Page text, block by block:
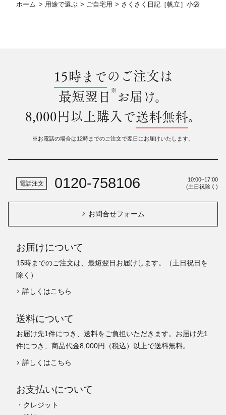
ホーム > 用途で選ぶ > ご自宅用 > さくさく日記［帆立］小袋
15時までのご注文は
最短翌日 ※ お届け。
8,000円以上購入で送料無料。
※お電話の場合は12時までのご注文で翌日にお届けいたします。
電話注文 0120-758106
10:00~17:00
(土日祝除く)
お問合せフォーム
お届けについて
15時までのご注文は、最短翌日お届けします。（土日祝日を
除く）
詳しくはこちら
送料について
お届け先1件につき、送料をご負担いただきます。お届け先1
件につき、商品代金8,000円（税込）以上で送料無料。
詳しくはこちら
お支払いについて
・クレジット